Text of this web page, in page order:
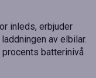
inleds, erbjuder
av elbilar.
batterinivå